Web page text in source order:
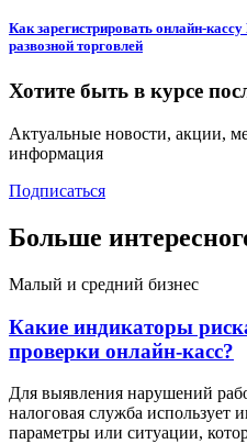
Как зарегистрировать онлайн-
развозной торговлей
Хотите быть в курсе
Актуальные новости, акции,
информация
Подписаться
Больше
Малый и средний бизнес
Какие индикаторы
проверки онлайн-касс?
Для выявления нарушений
налоговая служба использует
параметры или ситуации,